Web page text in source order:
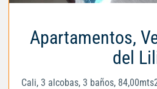
Apartamentos,
del
Cali, 3 alcobas, 3 baños,